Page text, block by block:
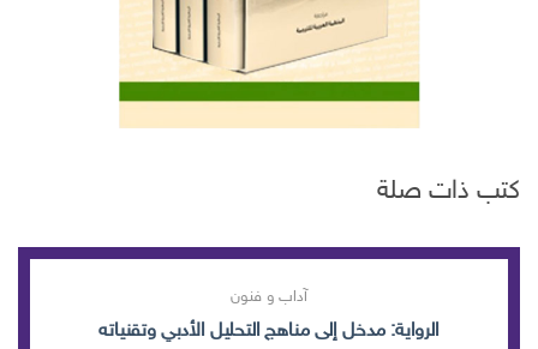
كتب ذات صلة
آداب و فنون
الرواية: مدخل إلى مناهج التحليل الأدبي وتقنياته